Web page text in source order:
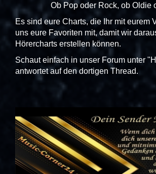
Ob Pop oder Rock, ob Oldie
Es sind eure Charts, die Ihr mit eurem
uns eure Favoriten mit, damit wir
Hörercharts erstellen können.
Schaut einfach in unser Forum unter
antwortet auf den dortigen Thread.